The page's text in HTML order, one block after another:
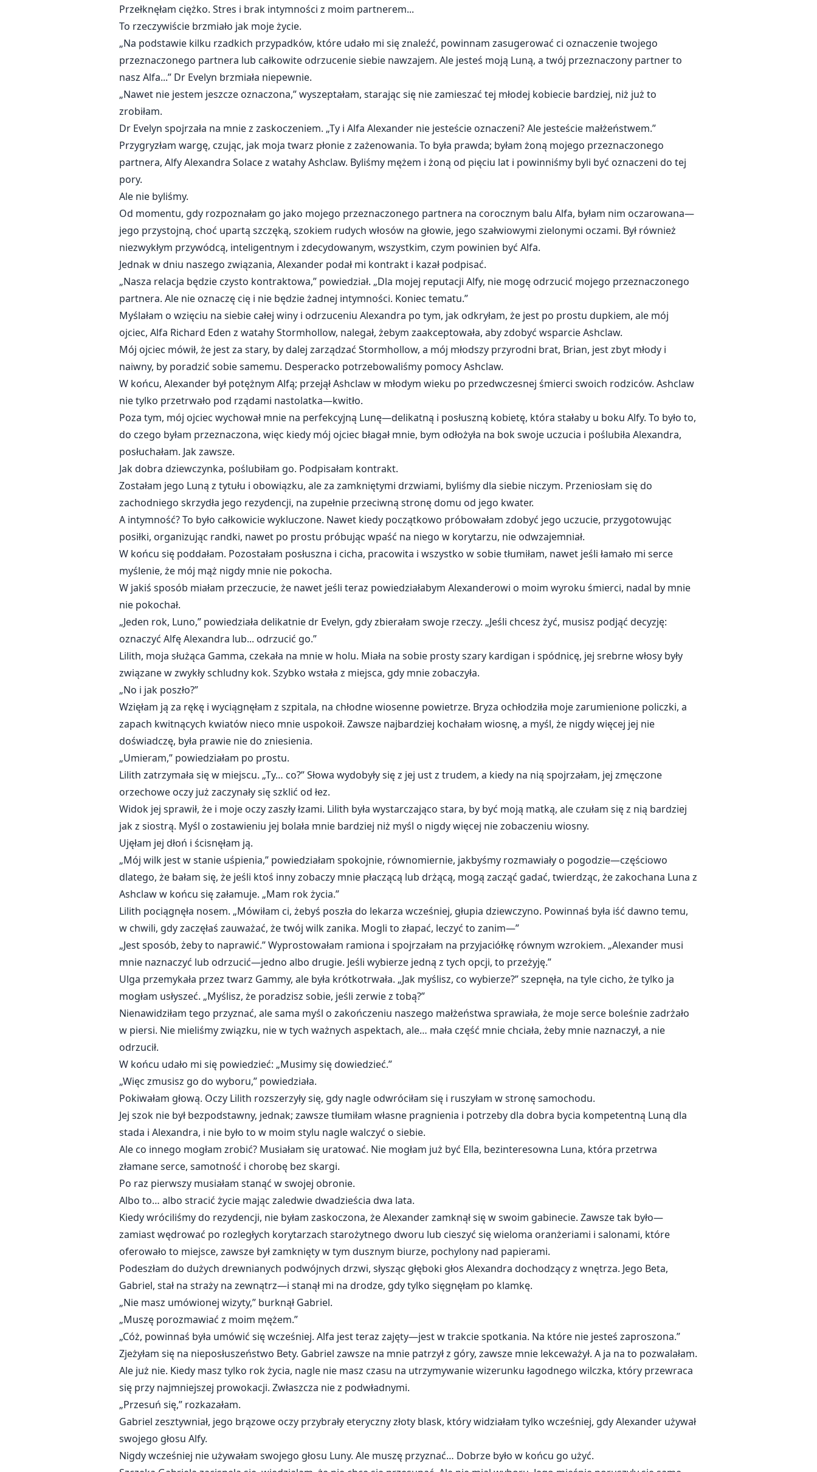
Przełknęłam ciężko. Stres i brak intymności z moim partnerem...
To rzeczywiście brzmiało jak moje życie.
„Na podstawie kilku rzadkich przypadków, które udało mi się znaleźć, powinnam zasugerować ci oznaczenie twojego
przeznaczonego partnera lub całkowite odrzucenie siebie nawzajem. Ale jesteś moją Luną, a twój przeznaczony partner to
nasz Alfa...” Dr Evelyn brzmiała niepewnie.
„Nawet nie jestem jeszcze oznaczona,” wyszeptałam, starając się nie zamieszać tej młodej kobiecie bardziej, niż już to
zrobiłam.
Dr Evelyn spojrzała na mnie z zaskoczeniem. „Ty i Alfa Alexander nie jesteście oznaczeni? Ale jesteście małżeństwem.”
Przygryzłam wargę, czując, jak moja twarz płonie z zażenowania. To była prawda; byłam żoną mojego przeznaczonego
partnera, Alfy Alexandra Solace z watahy Ashclaw. Byliśmy mężem i żoną od pięciu lat i powinniśmy byli być oznaczeni do tej
pory.
Ale nie byliśmy.
Od momentu, gdy rozpoznałam go jako mojego przeznaczonego partnera na corocznym balu Alfa, byłam nim oczarowana—
jego przystojną, choć upartą szczęką, szokiem rudych włosów na głowie, jego szałwiowymi zielonymi oczami. Był również
niezwykłym przywódcą, inteligentnym i zdecydowanym, wszystkim, czym powinien być Alfa.
Jednak w dniu naszego związania, Alexander podał mi kontrakt i kazał podpisać.
„Nasza relacja będzie czysto kontraktowa,” powiedział. „Dla mojej reputacji Alfy, nie mogę odrzucić mojego przeznaczonego
partnera. Ale nie oznaczę cię i nie będzie żadnej intymności. Koniec tematu.”
Myślałam o wzięciu na siebie całej winy i odrzuceniu Alexandra po tym, jak odkryłam, że jest po prostu dupkiem, ale mój
ojciec, Alfa Richard Eden z watahy Stormhollow, nalegał, żebym zaakceptowała, aby zdobyć wsparcie Ashclaw.
Mój ojciec mówił, że jest za stary, by dalej zarządzać Stormhollow, a mój młodszy przyrodni brat, Brian, jest zbyt młody i
naiwny, by poradzić sobie samemu. Desperacko potrzebowaliśmy pomocy Ashclaw.
W końcu, Alexander był potężnym Alfą; przejął Ashclaw w młodym wieku po przedwczesnej śmierci swoich rodziców. Ashclaw
nie tylko przetrwało pod rządami nastolatka—kwitło.
Poza tym, mój ojciec wychował mnie na perfekcyjną Lunę—delikatną i posłuszną kobietę, która stałaby u boku Alfy. To było to,
do czego byłam przeznaczona, więc kiedy mój ojciec błagał mnie, bym odłożyła na bok swoje uczucia i poślubiła Alexandra,
posłuchałam. Jak zawsze.
Jak dobra dziewczynka, poślubiłam go. Podpisałam kontrakt.
Zostałam jego Luną z tytułu i obowiązku, ale za zamkniętymi drzwiami, byliśmy dla siebie niczym. Przeniosłam się do
zachodniego skrzydła jego rezydencji, na zupełnie przeciwną stronę domu od jego kwater.
A intymność? To było całkowicie wykluczone. Nawet kiedy początkowo próbowałam zdobyć jego uczucie, przygotowując
posiłki, organizując randki, nawet po prostu próbując wpaść na niego w korytarzu, nie odwzajemniał.
W końcu się poddałam. Pozostałam posłuszna i cicha, pracowita i wszystko w sobie tłumiłam, nawet jeśli łamało mi serce
myślenie, że mój mąż nigdy mnie nie pokocha.
W jakiś sposób miałam przeczucie, że nawet jeśli teraz powiedziałabym Alexanderowi o moim wyroku śmierci, nadal by mnie
nie pokochał.
„Jeden rok, Luno,” powiedziała delikatnie dr Evelyn, gdy zbierałam swoje rzeczy. „Jeśli chcesz żyć, musisz podjąć decyzję:
oznaczyć Alfę Alexandra lub... odrzucić go.”
Lilith, moja służąca Gamma, czekała na mnie w holu. Miała na sobie prosty szary kardigan i spódnicę, jej srebrne włosy były
związane w zwykły schludny kok. Szybko wstała z miejsca, gdy mnie zobaczyła.
„No i jak poszło?”
Wzięłam ją za rękę i wyciągnęłam z szpitala, na chłodne wiosenne powietrze. Bryza ochłodziła moje zarumienione policzki, a
zapach kwitnących kwiatów nieco mnie uspokoił. Zawsze najbardziej kochałam wiosnę, a myśl, że nigdy więcej jej nie
doświadczę, była prawie nie do zniesienia.
„Umieram,” powiedziałam po prostu.
Lilith zatrzymała się w miejscu. „Ty… co?” Słowa wydobyły się z jej ust z trudem, a kiedy na nią spojrzałam, jej zmęczone
orzechowe oczy już zaczynały się szklić od łez.
Widok jej sprawił, że i moje oczy zaszły łzami. Lilith była wystarczająco stara, by być moją matką, ale czułam się z nią bardziej
jak z siostrą. Myśl o zostawieniu jej bolała mnie bardziej niż myśl o nigdy więcej nie zobaczeniu wiosny.
Ujęłam jej dłoń i ścisnęłam ją.
„Mój wilk jest w stanie uśpienia,” powiedziałam spokojnie, równomiernie, jakbyśmy rozmawiały o pogodzie—częściowo
dlatego, że bałam się, że jeśli ktoś inny zobaczy mnie płaczącą lub drżącą, mogą zacząć gadać, twierdząc, że zakochana Luna z
Ashclaw w końcu się załamuje. „Mam rok życia.”
Lilith pociągnęła nosem. „Mówiłam ci, żebyś poszła do lekarza wcześniej, głupia dziewczyno. Powinnaś była iść dawno temu,
w chwili, gdy zaczęłaś zauważać, że twój wilk zanika. Mogli to złapać, leczyć to zanim—”
„Jest sposób, żeby to naprawić.” Wyprostowałam ramiona i spojrzałam na przyjaciółkę równym wzrokiem. „Alexander musi
mnie naznaczyć lub odrzucić—jedno albo drugie. Jeśli wybierze jedną z tych opcji, to przeżyję.”
Ulga przemykała przez twarz Gammy, ale była krótkotrwała. „Jak myślisz, co wybierze?” szepnęła, na tyle cicho, że tylko ja
mogłam usłyszeć. „Myślisz, że poradzisz sobie, jeśli zerwie z tobą?”
Nienawidziłam tego przyznać, ale sama myśl o zakończeniu naszego małżeństwa sprawiała, że moje serce boleśnie zadrżało
w piersi. Nie mieliśmy związku, nie w tych ważnych aspektach, ale… mała część mnie chciała, żeby mnie naznaczył, a nie
odrzucił.
W końcu udało mi się powiedzieć: „Musimy się dowiedzieć.”
„Więc zmusisz go do wyboru,” powiedziała.
Pokiwałam głową. Oczy Lilith rozszerzyły się, gdy nagle odwróciłam się i ruszyłam w stronę samochodu.
Jej szok nie był bezpodstawny, jednak; zawsze tłumiłam własne pragnienia i potrzeby dla dobra bycia kompetentną Luną dla
stada i Alexandra, i nie było to w moim stylu nagle walczyć o siebie.
Ale co innego mogłam zrobić? Musiałam się uratować. Nie mogłam już być Ella, bezinteresowna Luna, która przetrwa
złamane serce, samotność i chorobę bez skargi.
Po raz pierwszy musiałam stanąć w swojej obronie.
Albo to… albo stracić życie mając zaledwie dwadzieścia dwa lata.
Kiedy wróciliśmy do rezydencji, nie byłam zaskoczona, że Alexander zamknął się w swoim gabinecie. Zawsze tak było—
zamiast wędrować po rozległych korytarzach starożytnego dworu lub cieszyć się wieloma oranżeriami i salonami, które
oferowało to miejsce, zawsze był zamknięty w tym dusznym biurze, pochylony nad papierami.
Podeszłam do dużych drewnianych podwójnych drzwi, słysząc głęboki głos Alexandra dochodzący z wnętrza. Jego Beta,
Gabriel, stał na straży na zewnątrz—i stanął mi na drodze, gdy tylko sięgnęłam po klamkę.
„Nie masz umówionej wizyty,” burknął Gabriel.
„Muszę porozmawiać z moim mężem.”
„Cóż, powinnaś była umówić się wcześniej. Alfa jest teraz zajęty—jest w trakcie spotkania. Na które nie jesteś zaproszona.”
Zjeżyłam się na nieposłuszeństwo Bety. Gabriel zawsze na mnie patrzył z góry, zawsze mnie lekceważył. A ja na to pozwalałam.
Ale już nie. Kiedy masz tylko rok życia, nagle nie masz czasu na utrzymywanie wizerunku łagodnego wilczka, który przewraca
się przy najmniejszej prowokacji. Zwłaszcza nie z podwładnymi.
„Przesuń się,” rozkazałam.
Gabriel zesztywniał, jego brązowe oczy przybrały eteryczny złoty blask, który widziałam tylko wcześniej, gdy Alexander używał
swojego głosu Alfy.
Nigdy wcześniej nie używałam swojego głosu Luny. Ale muszę przyznać… Dobrze było w końcu go użyć.